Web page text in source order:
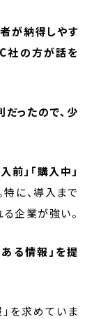
が納得しやす
社の方が話を
ったので、少
前」「購入中」
特に、導入まで
企業が強い。
る情報」を提
を求めていま